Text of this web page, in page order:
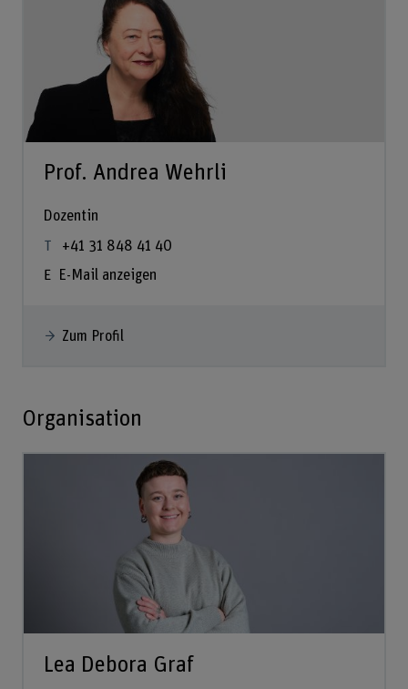
Prof. Andrea Wehrli
Dozentin
+41 31 848 41 40
E-Mail anzeigen
Zum Profil
Organisation
Lea Debora Graf